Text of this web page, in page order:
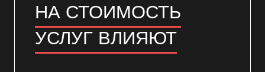
НА СТОИМОСТЬ
УСЛУГ ВЛИЯЮТ